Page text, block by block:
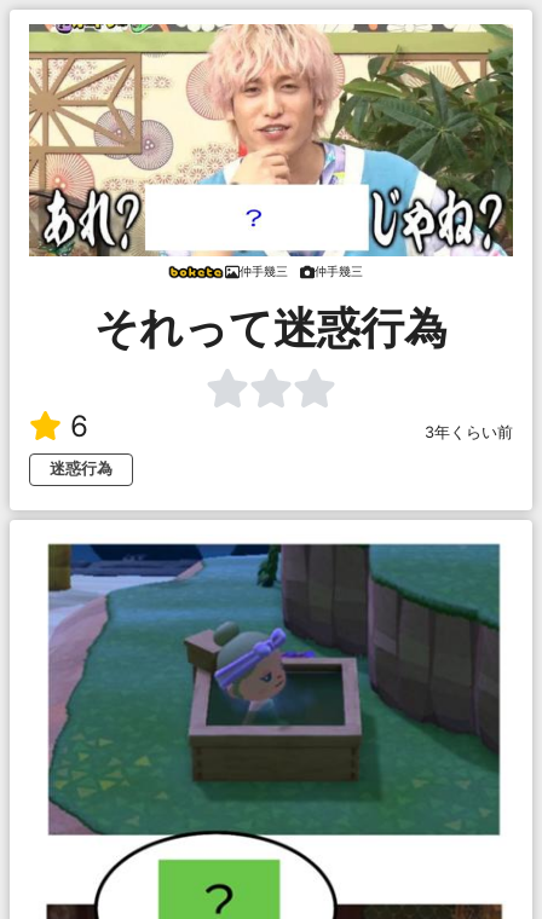
仲手幾三 仲手幾三
それって迷惑行為
6
3年くらい前
迷惑行為